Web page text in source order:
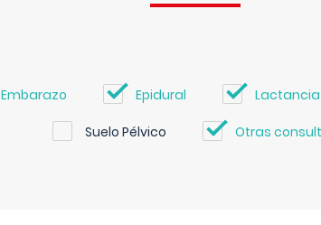
Embarazo Epidural Lactancia
Suelo Pélvico Otras